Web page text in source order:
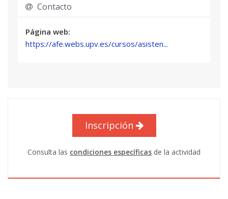
Contacto
Página web:
https://afe.webs.upv.es/cursos/asisten...
Inscripción
Consulta las condiciones específicas de la actividad